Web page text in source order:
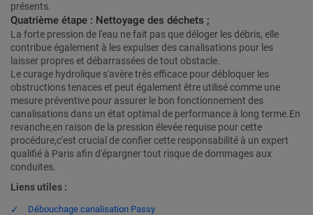
présents.
Quatrième étape : Nettoyage des déchets ;
La forte pression de l'eau ne fait pas que déloger les débris, elle
contribue également à les expulser des canalisations pour les
laisser propres et débarrassées de tout obstacle.
Le curage hydrolique s'avère très efficace pour débloquer les
obstructions tenaces et peut également être utilisé comme une
mesure préventive pour assurer le bon fonctionnement des
canalisations dans un état optimal de performance à long terme.En
revanche,en raison de la pression élevée requise pour cette
procédure,c'est crucial de confier cette responsabilité à un expert
qualifié à Paris afin d'épargner tout risque de dommages aux
conduites.
Liens utiles :
Débouchage canalisation Passy